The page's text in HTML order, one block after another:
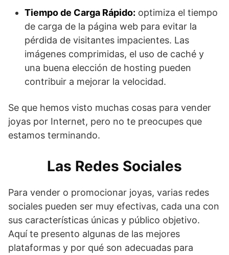
Tiempo de Carga Rápido: optimiza el tiempo
de carga de la página web para evitar la
pérdida de visitantes impacientes. Las
imágenes comprimidas, el uso de caché y
una buena elección de hosting pueden
contribuir a mejorar la velocidad.
Se que hemos visto muchas cosas para vender
joyas por Internet, pero no te preocupes que
estamos terminando.
Las Redes Sociales
Para vender o promocionar joyas, varias redes
sociales pueden ser muy efectivas, cada una con
sus características únicas y público objetivo.
Aquí te presento algunas de las mejores
plataformas y por qué son adecuadas para